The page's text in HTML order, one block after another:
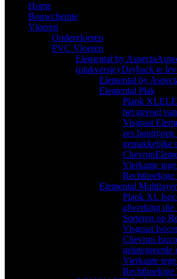
Home
Bouwchemie
Vloeren
Ondervloeren
PVC Vloeren
Elemental by Aspecta
(plakversie) Dryback te
Elemental by
Elemental Plak
Plank XL
het gevoel
Visgraat
zes
gemakkelijke
Chevron
Vierkante
Rechthoekige
Elemental
Plank XL
afwerking die
Sorteren op
Visgraat
Chevron
geïntegreerde
Vierkante
Rechthoekige